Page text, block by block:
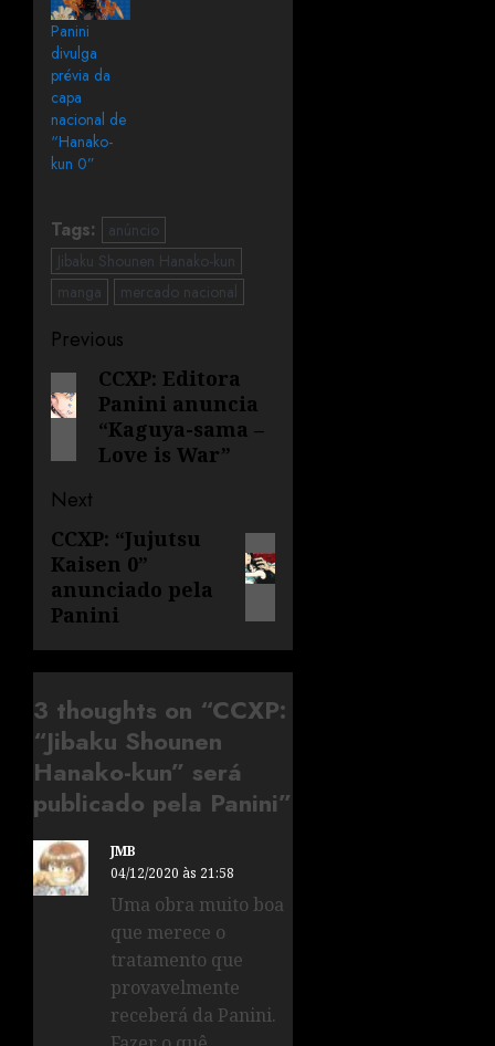
Panini
divulga
prévia da
capa
nacional de
“Hanako-
kun 0”
Tags:
anúncio
Jibaku Shounen Hanako-kun
manga
mercado nacional
Previous
CCXP: Editora
Panini anuncia
“Kaguya-sama –
Love is War”
Next
CCXP: “Jujutsu
Kaisen 0”
anunciado pela
Panini
3 thoughts on “CCXP:
“Jibaku Shounen
Hanako-kun” será
publicado pela Panini”
JMB
04/12/2020 às 21:58
Uma obra muito boa
que merece o
tratamento que
provavelmente
receberá da Panini.